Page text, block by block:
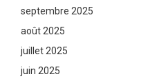
septembre 2025
août 2025
juillet 2025
juin 2025